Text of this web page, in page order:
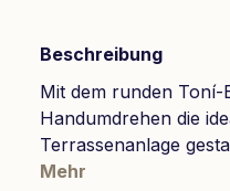
Beschreibung
Mit dem runden Toní-
Handumdrehen die
Terrassenanlage
Mehr